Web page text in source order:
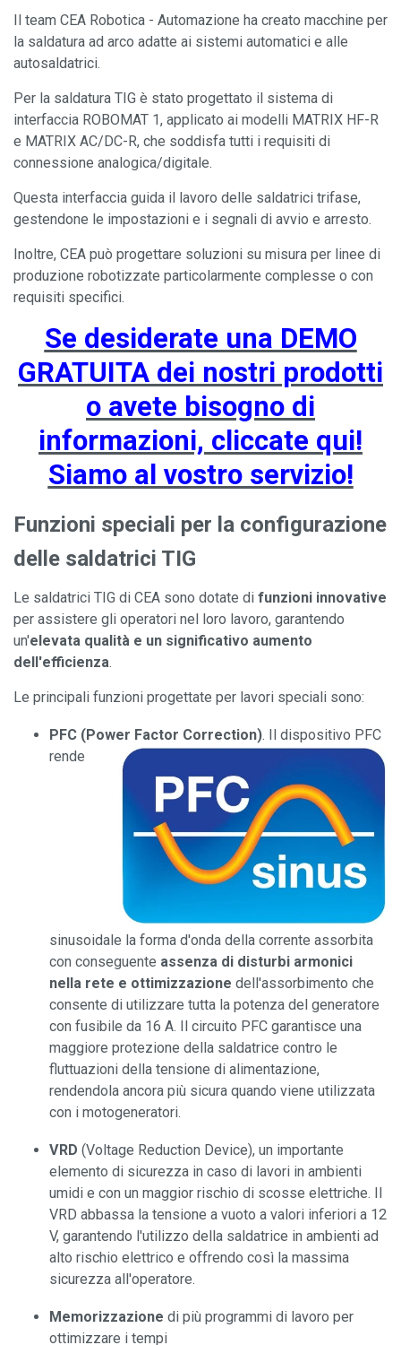
Il team CEA Robotica - Automazione ha creato macchine per
la saldatura ad arco adatte ai sistemi automatici e alle
autosaldatrici.
Per la saldatura TIG è stato progettato il sistema di
interfaccia ROBOMAT 1, applicato ai modelli MATRIX HF-R
e MATRIX AC/DC-R, che soddisfa tutti i requisiti di
connessione analogica/digitale.
Questa interfaccia guida il lavoro delle saldatrici trifase,
gestendone le impostazioni e i segnali di avvio e arresto.
Inoltre, CEA può progettare soluzioni su misura per linee di
produzione robotizzate particolarmente complesse o con
requisiti specifici.
Se desiderate una DEMO
GRATUITA dei nostri prodotti
o avete bisogno di
informazioni, cliccate qui!
Siamo al vostro servizio!
Funzioni speciali per la configurazione
delle saldatrici TIG
Le saldatrici TIG di CEA sono dotate di funzioni innovative
per assistere gli operatori nel loro lavoro, garantendo
un'elevata qualità e un significativo aumento
dell'efficienza.
Le principali funzioni progettate per lavori speciali sono:
PFC (Power Factor Correction). Il dispositivo PFC
rende
sinusoidale la forma d'onda della corrente assorbita
con conseguente assenza di disturbi armonici
nella rete e ottimizzazione dell'assorbimento che
consente di utilizzare tutta la potenza del generatore
con fusibile da 16 A. Il circuito PFC garantisce una
maggiore protezione della saldatrice contro le
fluttuazioni della tensione di alimentazione,
rendendola ancora più sicura quando viene utilizzata
con i motogeneratori.
VRD (Voltage Reduction Device), un importante
elemento di sicurezza in caso di lavori in ambienti
umidi e con un maggior rischio di scosse elettriche. Il
VRD abbassa la tensione a vuoto a valori inferiori a 12
V, garantendo l'utilizzo della saldatrice in ambienti ad
alto rischio elettrico e offrendo così la massima
sicurezza all'operatore.
Memorizzazione di più programmi di lavoro per
ottimizzare i tempi